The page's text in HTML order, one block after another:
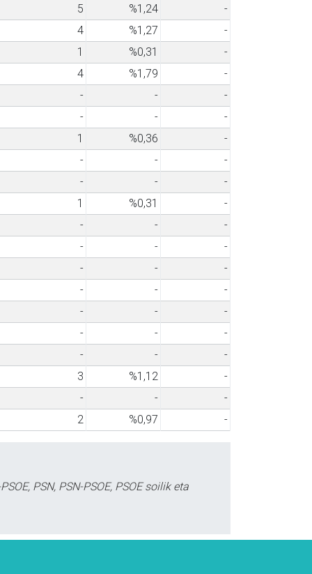
5 %1,24
-
4 %1,27
-
1 %0,31
-
4 %1,79
-
- -
-
- -
-
1 %0,36
-
- -
-
- -
-
1 %0,31
-
- -
-
- -
-
- -
-
- -
-
- -
-
- -
-
- -
-
3 %1,12
-
- -
-
2 %0,97 -
PSN, PSN-PSOE, PSOE soilik eta